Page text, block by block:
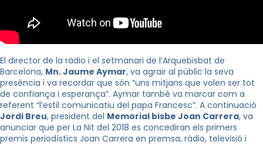
El director de la ràdio i el setmanari de l’Arquebisbat de
Barcelona, ​​ Mn. Jaume Aymar, va agrair al públic la seva
presència i va recordar que són “uns mitjans que volen ser tot
de confiança i esperança”. Aymar també va marcar com a
referent “l’estil comunicatiu del papa Francesc”. A continuació
Jordi Breu, president del Memorial bisbe Joan Carrera, va
anunciar que per La Nit del 2018 es concediran els primers
premis periodístics Joan Carrera en premsa, ràdio, televisió i